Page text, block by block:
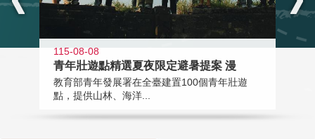
115-08-08
青年壯遊點精選夏夜限定避暑提案 漫
教育部青年發展署在全臺建置100個青年壯遊
點，提供山林、海洋...